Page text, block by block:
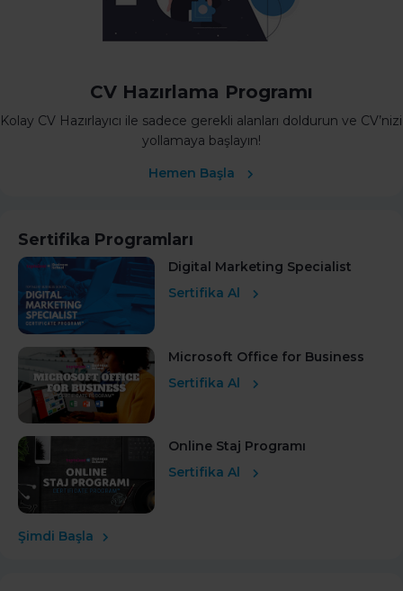
CV Hazırlama Programı
Kolay CV Hazırlayıcı ile sadece gerekli alanları doldurun ve CV’nizi
yollamaya başlayın!
Hemen Başla
Sertifika Programları
Digital Marketing Specialist
Sertifika Al
Microsoft Office for Business
Sertifika Al
Online Staj Programı
Sertifika Al
Şimdi Başla